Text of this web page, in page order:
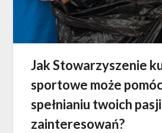
Jak Stowarzyszenie
sportowe może
spełnianiu twoich
zainteresowań?